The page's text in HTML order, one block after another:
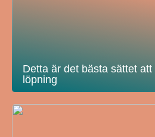
Detta är det bästa sättet
löpning